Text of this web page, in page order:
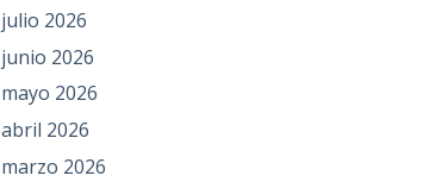
julio 2026
junio 2026
mayo 2026
abril 2026
marzo 2026